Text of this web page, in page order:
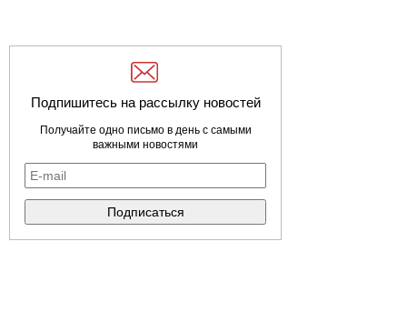
Подпишитесь на рассылку новостей
Получайте одно письмо в день с самыми
важными новостями